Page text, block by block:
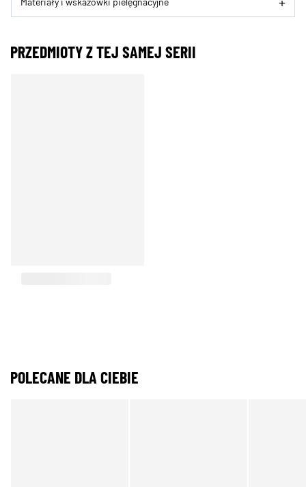
PRZEDMIOTY Z TEJ SAMEJ SERII
POLECANE DLA CIEBIE